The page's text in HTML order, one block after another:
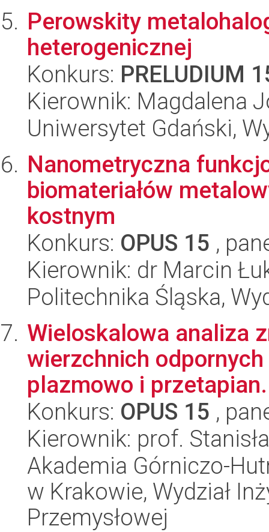
Perowskity
heterogenicznej
Konkurs: PRELUDIUM
Kierownik: Magdalena
Uniwersytet Gdański,
Nanometryczna
biomateriałów
kostnym
Konkurs: OPUS 15 ,
Kierownik: dr Marcin
Politechnika Śląska,
Wieloskalowa analiza
wierzchnich
plazmowo i
Konkurs: OPUS 15 ,
Kierownik: prof.
Akademia Górniczo-
w Krakowie, Wydział
Przemysłowej